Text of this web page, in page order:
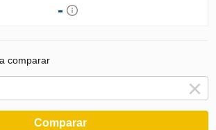
-
comparar
Comparar